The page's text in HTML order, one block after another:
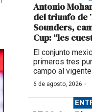
Antonio
del triunfo de
Sounders,
Cup: “les
El conjunto
primeros tres
campo al
6 de agosto, 2026 ·